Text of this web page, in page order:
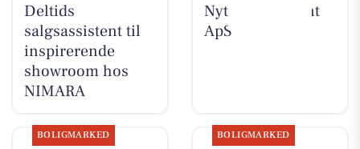
Deltids
salgsassistent til
inspirerende
showroom hos
NIMARA
Nyt fra Fairpaint
ApS
BOLIGMARKED BOLIGMARKED